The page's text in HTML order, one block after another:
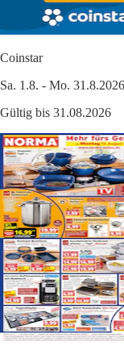
Coinstar
Sa. 1.8. - Mo. 31.8.2026
Gültig bis 31.08.2026